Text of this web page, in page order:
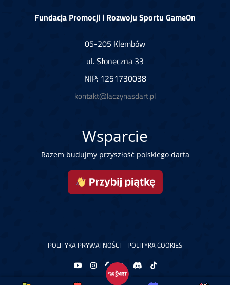
Fundacja Promocji i Rozwoju Sportu GameOn
05-205 Klembów
ul. Słoneczna 33
NIP: 1251730038
kontakt@laczynasdart.pl
Wsparcie
Razem budujmy przyszłość polskiego darta
POLITYKA PRYWATNOŚCI POLITYKA COOKIES